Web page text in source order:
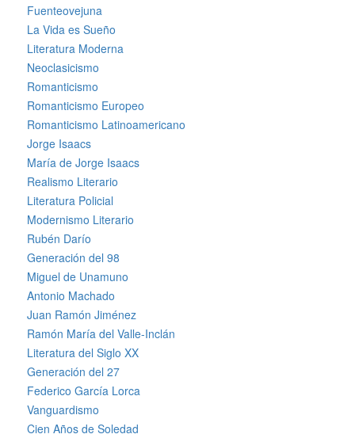
Fuenteovejuna
La Vida es Sueño
Literatura Moderna
Neoclasicismo
Romanticismo
Romanticismo Europeo
Romanticismo Latinoamericano
Jorge Isaacs
María de Jorge Isaacs
Realismo Literario
Literatura Policial
Modernismo Literario
Rubén Darío
Generación del 98
Miguel de Unamuno
Antonio Machado
Juan Ramón Jiménez
Ramón María del Valle-Inclán
Literatura del Siglo XX
Generación del 27
Federico García Lorca
Vanguardismo
Cien Años de Soledad